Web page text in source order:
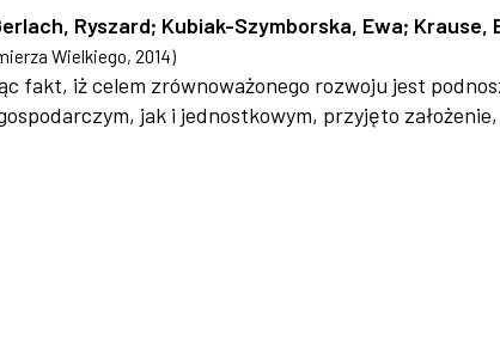
Ryszard; Kubiak-Szymborska, Ewa; Krause,
Wielkiego, 2014)
fakt, iż celem zrównoważonego rozwoju jest
jak i jednostkowym, przyjęto